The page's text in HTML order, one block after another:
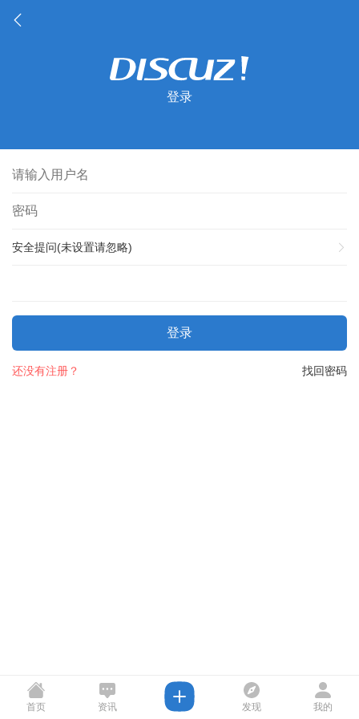
登录
安全提问(未设置请忽略)
登录
找回密码
还没有注册？
首页 资讯 发现 我的